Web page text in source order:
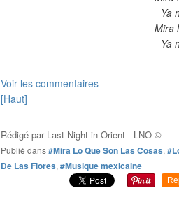
Ya
Mira
Ya
Voir les commentaires
[Haut]
Rédigé par Last Night in Orient - LNO ©
Publié dans#Mira Lo Que Son Las Cosas,
De Las Flores, #Musique mexicaine